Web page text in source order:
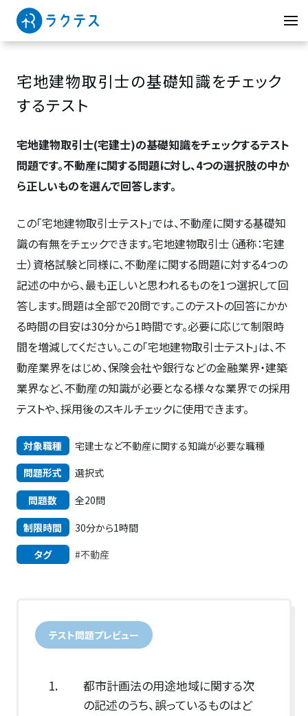
宅地建物取引士の基礎知識をチェック
するテスト
宅地建物取引士(宅建士)の基礎知識をチェックするテスト
問題です。不動産に関する問題に対し、4つの選択肢の中か
ら正しいものを選んで回答します。
この「宅地建物取引士テスト」では、不動産に関する基礎知
識の有無をチェックできます。宅地建物取引士（通称：宅建
士）資格試験と同様に、不動産に関する問題に対する4つの
記述の中から、最も正しいと思われるものを1つ選択して回
答します。問題は全部で20問です。このテストの回答にかか
る時間の目安は30分から1時間です。必要に応じて制限時
間を増減してください。この「宅地建物取引士テスト」は、不
動産業界をはじめ、保険会社や銀行などの金融業界・建築
業界など、不動産の知識が必要となる様々な業界での採用
テストや、採用後のスキルチェックに使用できます。
対象職種
宅建士など不動産に関する知識が必要な職種
問題形式
選択式
問題数
全20問
制限時間
30分から1時間
タグ
#不動産
テスト問題プレビュー
1.
都市計画法の用途地域に関する次
の記述のうち、誤っているものはど